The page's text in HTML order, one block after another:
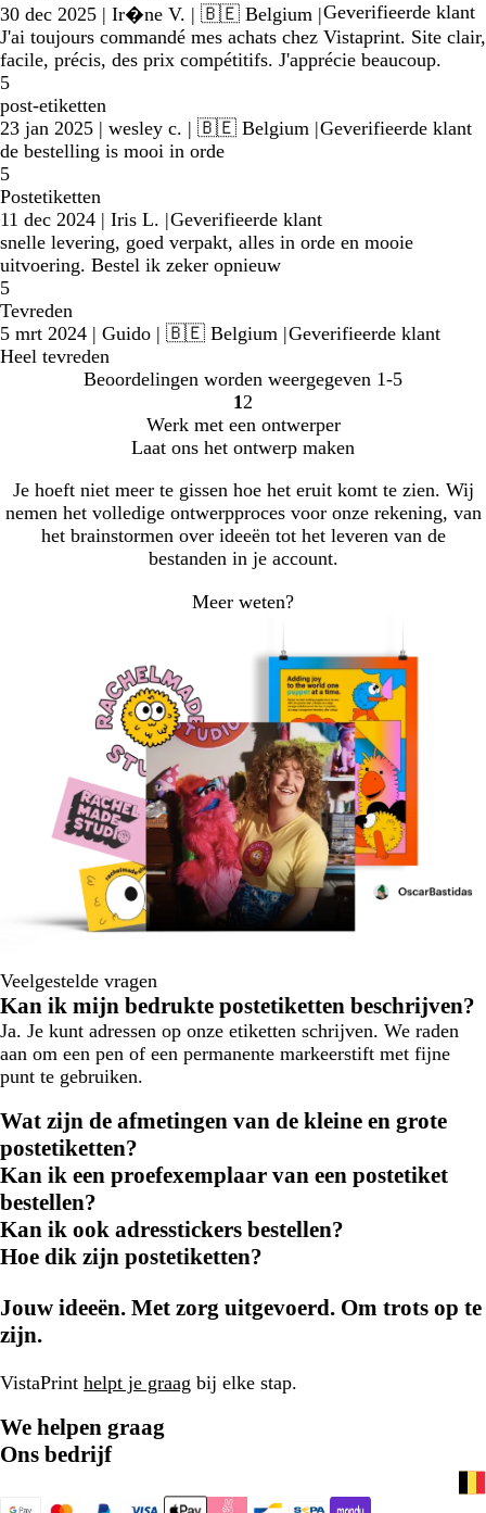
30 dec 2025 | Ir�ne V. | 🇧🇪 Belgium |Geverifieerde klant
J'ai toujours commandé mes achats chez Vistaprint. Site clair,
facile, précis, des prix compétitifs. J'apprécie beaucoup.
5
post-etiketten
23 jan 2025 | wesley c. | 🇧🇪 Belgium |Geverifieerde klant
de bestelling is mooi in orde
5
Postetiketten
11 dec 2024 | Iris L. |Geverifieerde klant
snelle levering, goed verpakt, alles in orde en mooie
uitvoering. Bestel ik zeker opnieuw
5
Tevreden
5 mrt 2024 | Guido | 🇧🇪 Belgium |Geverifieerde klant
Heel tevreden
Beoordelingen worden weergegeven 1-5
Naar
pagina
1 Naar
pagina
2
Werk met een ontwerper
Laat ons het ontwerp maken
Je hoeft niet meer te gissen hoe het eruit komt te zien. Wij
nemen het volledige ontwerpproces voor onze rekening, van
het brainstormen over ideeën tot het leveren van de
bestanden in je account.
Meer weten?
Veelgestelde vragen
Kan ik mijn bedrukte postetiketten beschrijven?
Ja. Je kunt adressen op onze etiketten schrijven. We raden
aan om een pen of een permanente markeerstift met fijne
punt te gebruiken.
Wat zijn de afmetingen van de kleine en grote
postetiketten?
Kan ik een proefexemplaar van een postetiket
bestellen?
Kan ik ook adresstickers bestellen?
Hoe dik zijn postetiketten?
Jouw ideeën. Met zorg uitgevoerd. Om trots op te
zijn.
VistaPrint helpt je graag bij elke stap.
We helpen graag
Ons bedrijf